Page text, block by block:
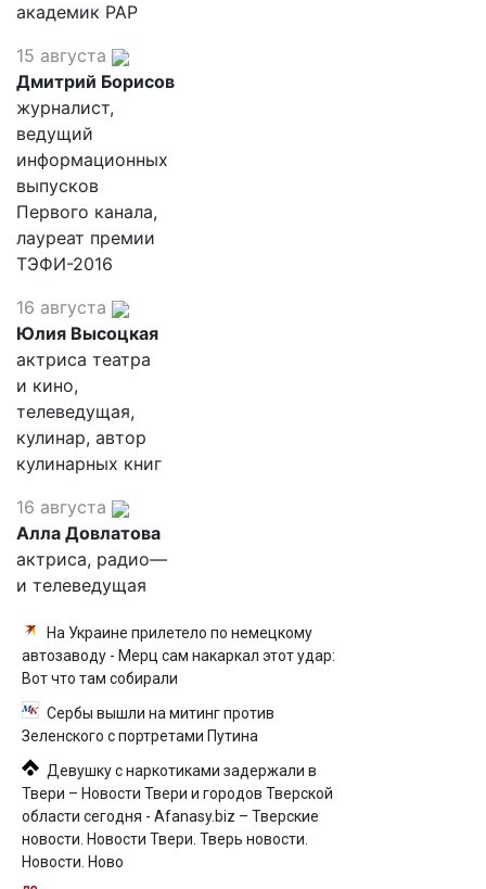
академик РАР
15 августа
Дмитрий Борисов
журналист,
ведущий
информационных
выпусков
Первого канала,
лауреат премии
ТЭФИ-2016
16 августа
Юлия Высоцкая
актриса театра
и кино,
телеведущая,
кулинар, автор
кулинарных книг
16 августа
Алла Довлатова
актриса, радио—
и телеведущая
На Украине прилетело по немецкому
автозаводу - Мерц сам накаркал этот удар:
Вот что там собирали
Сербы вышли на митинг против
Зеленского с портретами Путина
Девушку с наркотиками задержали в
Твери – Новости Твери и городов Тверской
области сегодня - Afanasy.biz – Тверские
новости. Новости Твери. Тверь новости.
Новости. Ново